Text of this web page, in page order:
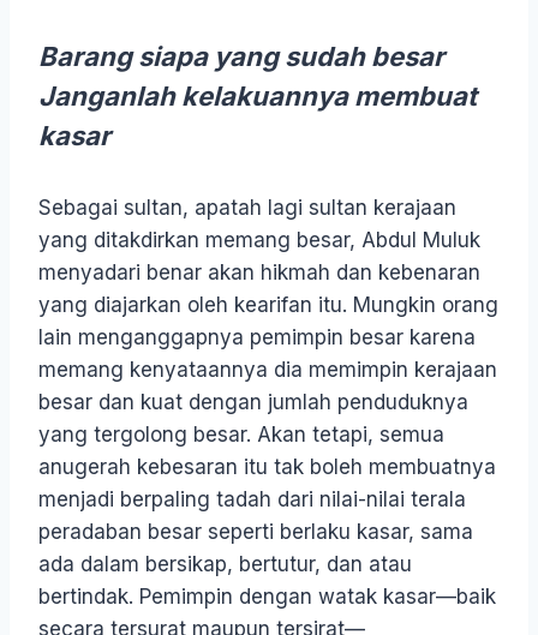
Barang siapa yang sudah besar
Janganlah kelakuannya membuat
kasar
Sebagai sultan, apatah lagi sultan kerajaan
yang ditakdirkan memang besar, Abdul Muluk
menyadari benar akan hikmah dan kebenaran
yang diajarkan oleh kearifan itu. Mungkin orang
lain menganggapnya pemimpin besar karena
memang kenyataannya dia memimpin kerajaan
besar dan kuat dengan jumlah penduduknya
yang tergolong besar. Akan tetapi, semua
anugerah kebesaran itu tak boleh membuatnya
menjadi berpaling tadah dari nilai-nilai terala
peradaban besar seperti berlaku kasar, sama
ada dalam bersikap, bertutur, dan atau
bertindak. Pemimpin dengan watak kasar—baik
secara tersurat maupun tersirat—